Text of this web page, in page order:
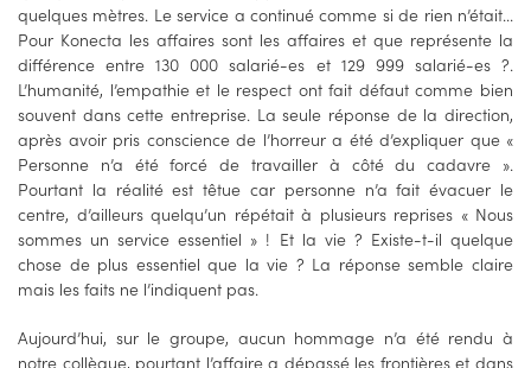
quelques mètres. Le service a continué comme si de rien n’était...
Pour Konecta les affaires sont les affaires et que représente la
différence entre 130 000 salarié-es et 129 999 salarié-es ?.
L’humanité, l’empathie et le respect ont fait défaut comme bien
souvent dans cette entreprise. La seule réponse de la direction,
après avoir pris conscience de l’horreur a été d’expliquer que «
Personne n’a été forcé de travailler à côté du cadavre ».
Pourtant la réalité est têtue car personne n’a fait évacuer le
centre, d’ailleurs quelqu’un répétait à plusieurs reprises « Nous
sommes un service essentiel » ! Et la vie ? Existe-t-il quelque
chose de plus essentiel que la vie ? La réponse semble claire
mais les faits ne l’indiquent pas.
Aujourd’hui, sur le groupe, aucun hommage n’a été rendu à
notre collègue, pourtant l’affaire a dépassé les frontières et dans